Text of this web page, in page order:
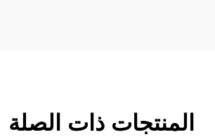
المنتجات ذات الصلة